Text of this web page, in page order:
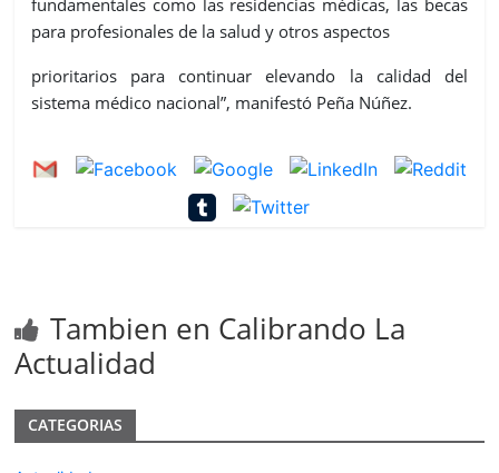
para profesionales de la salud y otros aspectos
prioritarios para continuar elevando la calidad del
sistema médico nacional”, manifestó Peña Núñez.
Tambien en Calibrando La
Actualidad
CATEGORIAS